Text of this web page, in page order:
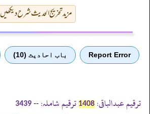
مزید تخریج الحدیث شرح دیکھیں
Report Error باب احادیث (10)
ترقیم عبدالباقی: 1408 ترقیم شاملہ: --
3439